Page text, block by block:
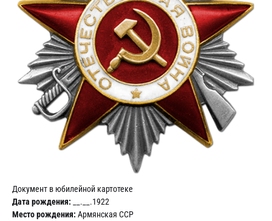
Документ в юбилейной картотеке
Дата рождения: __.__.1922
Место рождения: Армянская ССР